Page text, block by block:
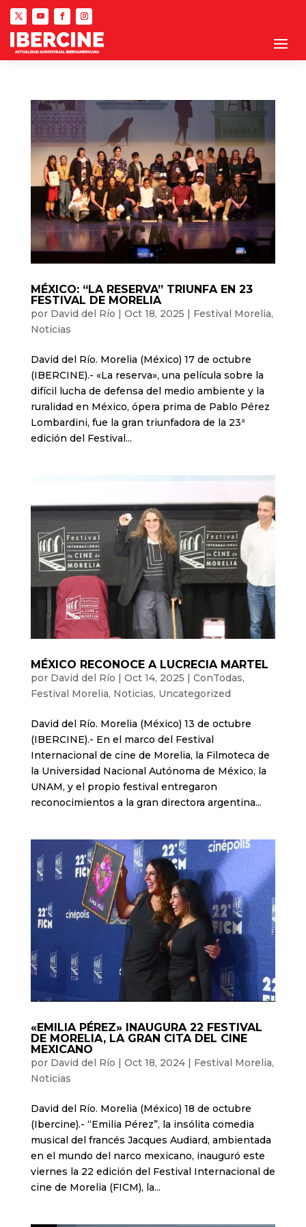
MÉXICO: “LA RESERVA” TRIUNFA EN 23
FESTIVAL DE MORELIA
por David del Río | Oct 18, 2025 | Festival Morelia,
Noticias
David del Río. Morelia (México) 17 de octubre
(IBERCINE).- «La reserva», una película sobre la
difícil lucha de defensa del medio ambiente y la
ruralidad en México, ópera prima de Pablo Pérez
Lombardini, fue la gran triunfadora de la 23ª
edición del Festival...
MÉXICO RECONOCE A LUCRECIA MARTEL
por David del Río | Oct 14, 2025 | ConTodas,
Festival Morelia, Noticias, Uncategorized
David del Río. Morelia (México) 13 de octubre
(IBERCINE).- En el marco del Festival
Internacional de cine de Morelia, la Filmoteca de
la Universidad Nacional Autónoma de México, la
UNAM, y el propio festival entregaron
reconocimientos a la gran directora argentina...
«EMILIA PÉREZ» INAUGURA 22 FESTIVAL
DE MORELIA, LA GRAN CITA DEL CINE
MEXICANO
por David del Río | Oct 18, 2024| Festival Morelia,
Noticias
David del Río. Morelia (México) 18 de octubre
(Ibercine).- “Emilia Pérez”, la insólita comedia
musical del francés Jacques Audiard, ambientada
en el mundo del narco mexicano, inauguró este
viernes la 22 edición del Festival Internacional de
cine de Morelia (FICM), la...